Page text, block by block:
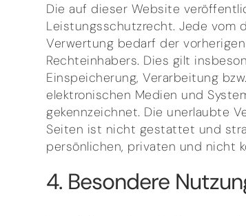
Die auf dieser Website
Leistungsschutzrecht. Jede vom
Verwertung bedarf der
Rechteinhabers. Dies gilt
Einspeicherung, Verarbeitung
elektronischen Medien und
gekennzeichnet. Die unerlaubte
Seiten ist nicht gestattet und
persönlichen, privaten und nicht
4. Besondere